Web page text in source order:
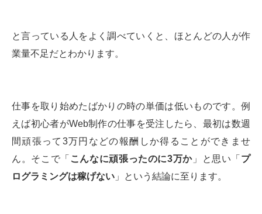
と言っている人をよく調べていくと、ほとんどの人が作
業量不足だとわかります。
仕事を取り始めたばかりの時の単価は低いものです。例
えば初心者がWeb制作の仕事を受注したら、最初は数週
間頑張って3万円などの報酬しか得ることができませ
ん。そこで「 こんなに頑張ったのに3万か」と思い「 プ
ログラミングは稼げない 」という結論に至ります。